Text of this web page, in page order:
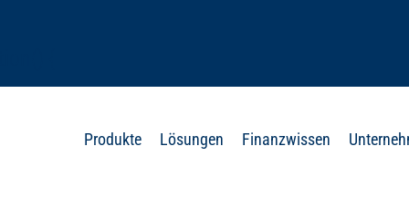
Produkte Lösungen Finanzwissen